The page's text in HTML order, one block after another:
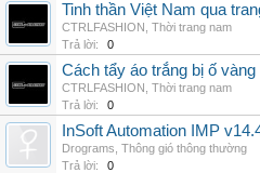
Tinh thần Việt Nam qua
CTRLFASHION Thời trang nam
Trả lời:
0
Cách tẩy áo trắng bị ố
CTRLFASHION Thời trang nam
Trả lời:
0
InSoft Automation IMP
Drograms Thông gió thông thường
Trả lời:
0